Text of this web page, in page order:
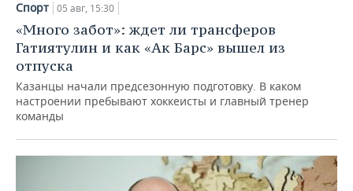
Спорт 05 авг, 15:30
«Много забот»: ждет ли трансферов
Гатиятулин и как «Ак Барс» вышел из
отпуска
Казанцы начали предсезонную подготовку. В каком
настроении пребывают хоккеисты и главный тренер
команды